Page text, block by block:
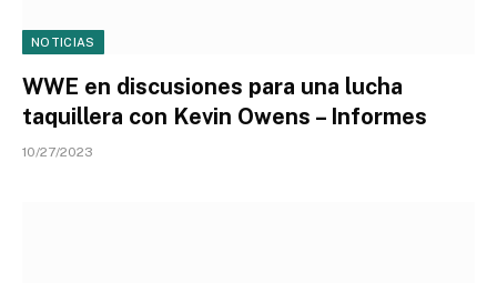
NOTICIAS
WWE en discusiones para una lucha
taquillera con Kevin Owens – Informes
10/27/2023